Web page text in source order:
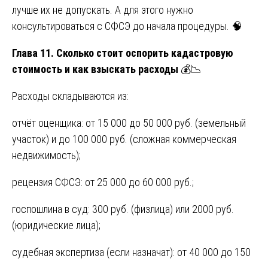
лучше их не допускать. А для этого нужно
консультироваться с СФСЭ до начала процедуры. 🧠
Глава 11. Сколько стоит оспорить кадастровую
стоимость и как взыскать расходы 💰📉
Расходы складываются из:
отчёт оценщика: от 15 000 до 50 000 руб. (земельный
участок) и до 100 000 руб. (сложная коммерческая
недвижимость);
рецензия СФСЭ: от 25 000 до 60 000 руб.;
госпошлина в суд: 300 руб. (физлица) или 2000 руб.
(юридические лица);
судебная экспертиза (если назначат): от 40 000 до 150